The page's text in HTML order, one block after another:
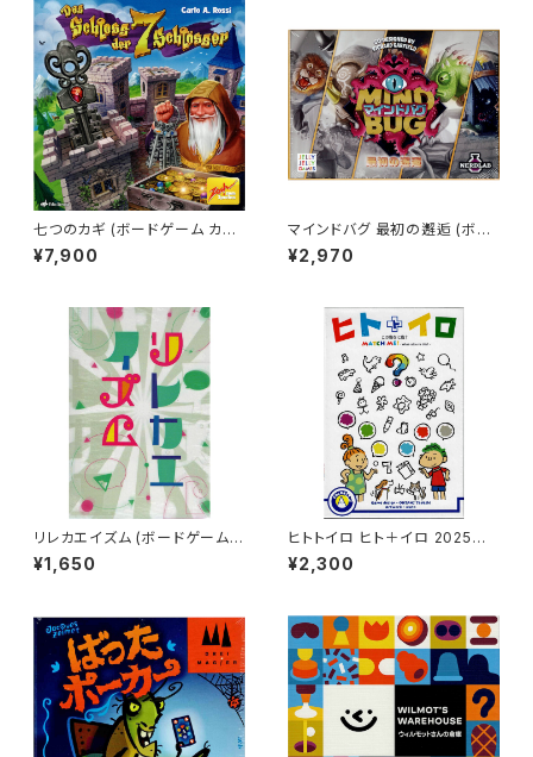
七つのカギ (ボードゲーム カー
ドゲーム) 8歳以上 30分程度 2
-4人用
¥7,900
マインドバグ 最初の邂逅 (ボー
ドゲーム カードゲーム) 8歳以
上 15-25分程度 2人用
¥2,970
リレカエイズム (ボードゲーム
カードゲーム) 8歳以上 15-30
分程度 3-6人用
¥1,650
ヒトトイロ ヒト＋イロ 2025年
版 (ボードゲーム カードゲーム)
8歳以上 20分程度 2-6人用
¥2,300